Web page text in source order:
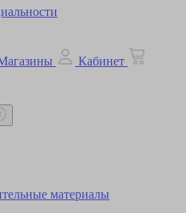
Кабинет
материалы